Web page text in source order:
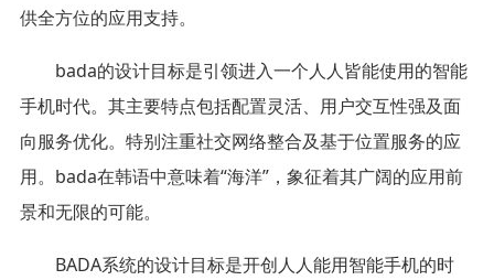
供全方位的应用支持。
bada的设计目标是引领进入一个人人皆能使用的智能
手机时代。其主要特点包括配置灵活、用户交互性强及面
向服务优化。特别注重社交网络整合及基于位置服务的应
用。bada在韩语中意味着“海洋”，象征着其广阔的应用前
景和无限的可能。
BADA系统的设计目标是开创人人能用智能手机的时